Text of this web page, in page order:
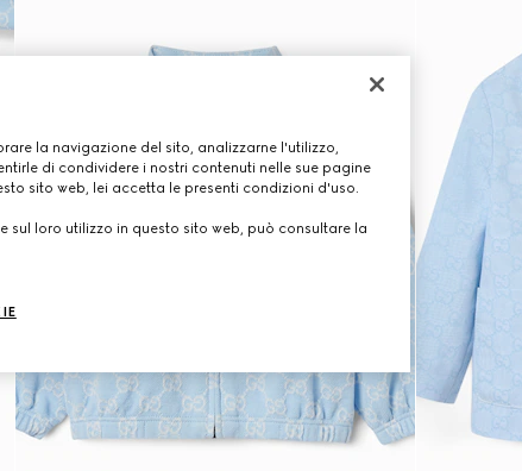
la navigazione del sito, analizzarne l'utilizzo,
di condividere i nostri contenuti nelle sue pagine
sito web, lei accetta le presenti condizioni d'uso.
sul loro utilizzo in questo sito web, può consultare la